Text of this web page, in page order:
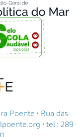
Poente • Rua das
• tel.: 289